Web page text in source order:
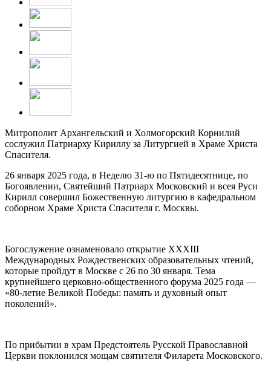
Митрополит Архангельский и Холмогорский Корнилий
сослужил Патриарху Кириллу за Литургией в Храме Христа
Спасителя.
26 января 2025 года, в Неделю 31-ю по Пятидесятнице, по
Богоявлении, Святейший Патриарх Московский и всея Руси
Кирилл совершил Божественную литургию в кафедральном
соборном Храме Христа Спасителя г. Москвы.
Богослужение ознаменовало открытие XXXIII
Международных Рождественских образовательных чтений,
которые пройдут в Москве с 26 по 30 января. Тема
крупнейшего церковно-общественного форума 2025 года —
«80-летие Великой Победы: память и духовный опыт
поколений».
По прибытии в храм Предстоятель Русской Православной
Церкви поклонился мощам святителя Филарета Московского.